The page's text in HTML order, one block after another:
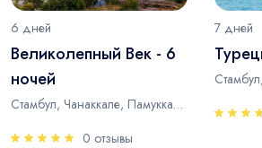
6 дней
Великолепный Век - 6
ночей
Стамбул, Чанаккале, Памуккале, Анталья
0 отзывы
7 дней